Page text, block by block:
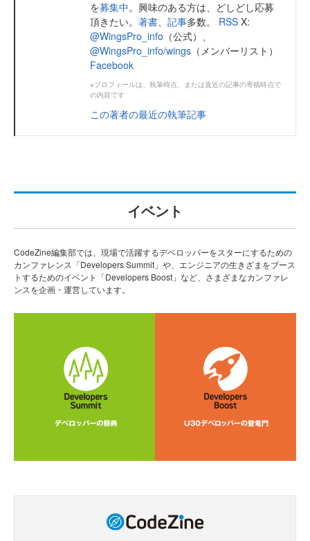
を募集中。興味のある方は、どしどし応募
頂きたい。 著書 記事多数。 RSS X:
@WingsPro_info （公式）、
@WingsPro_info/wings （メンバーリスト）
Facebook
※プロフィールは、執筆時点、または直近の記事の寄稿時点で
の内容です
この著者の最近の執筆記事
イベント
CodeZine編集部では、現場で活躍するデベロッパーをスターにするための
カンファレンス「Developers Summit」や、エンジニアの生きざまをブース
トするためのイベント「Developers Boost」など、さまざまなカンファレ
ンスを企画・運営しています。